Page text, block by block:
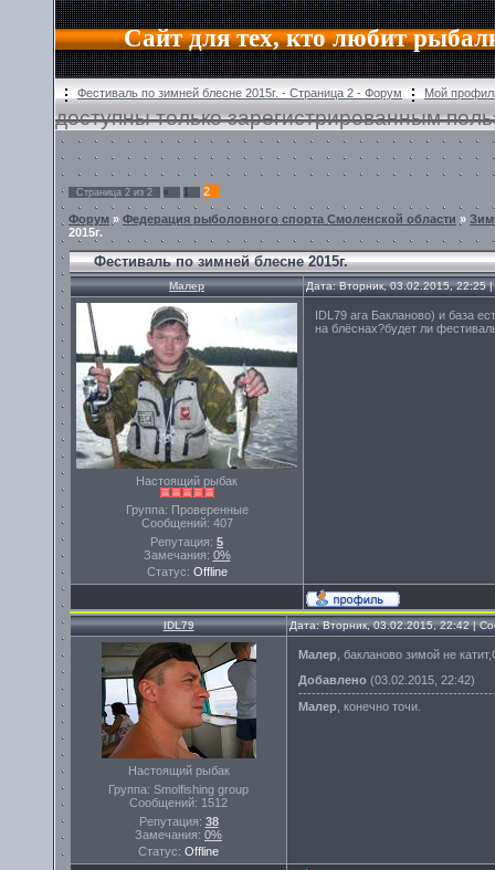
Сайт для тех, кто любит
Фестиваль по зимней блесне 2015г. - Страница 2 - Форум Мой
доступны только зарегистрированным
Страница 2 из 2 « 1 2
Форум » Федерация рыболовного спорта Смоленской области »
2015г.
Фестиваль по зимней блесне 2015г.
Малер Дата: Вторник, 03.02.2015, 22:25
Настоящий рыбак
Группа: Проверенные
Сообщений: 407
Репутация: 5
Замечания: 0%
Статус: Offline
IDL79 ага Бакланово) и база
на блёснах?будет ли
IDL79 Дата: Вторник, 03.02.2015, 22:42 |
Настоящий рыбак
Группа: Smolfishing group
Сообщений: 1512
Репутация: 38
Замечания: 0%
Статус: Offline
Малер , бакланово зимой не
Добавлено (03.02.2015, 22:42)
Малер , конечно точи.